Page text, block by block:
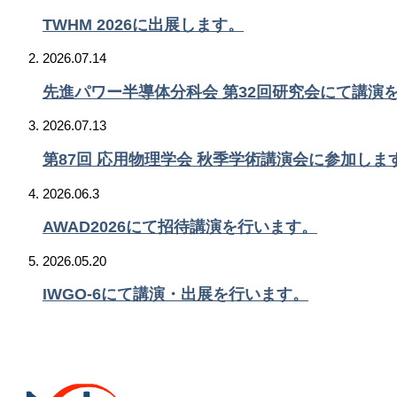
TWHM 2026に出展します。
2026.07.14
先進パワー半導体分科会 第32回研究会にて講演
2026.07.13
第87回 応用物理学会 秋季学術講演会に参加しま
2026.06.3
AWAD2026にて招待講演を行います。
2026.05.20
IWGO-6にて講演・出展を行います。